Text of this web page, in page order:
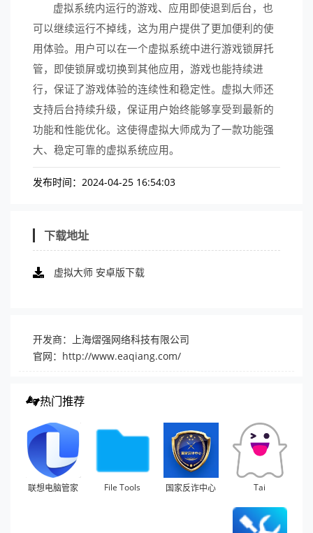
虚拟系统内运行的游戏、应用即使退到后台，也
可以继续运行不掉线，这为用户提供了更加便利的使
用体验。用户可以在一个虚拟系统中进行游戏锁屏托
管，即使锁屏或切换到其他应用，游戏也能持续进
行，保证了游戏体验的连续性和稳定性。虚拟大师还
支持后台持续升级，保证用户始终能够享受到最新的
功能和性能优化。这使得虚拟大师成为了一款功能强
大、稳定可靠的虚拟系统应用。
发布时间：2024-04-25 16:54:03
下载地址
虚拟大师 安卓版下载
开发商：上海熠强网络科技有限公司
官网： http://www.eaqiang.com/
热门推荐
联想电脑管家 File Tools 国家反诈中心 Tai